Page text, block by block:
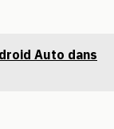
Auto dans